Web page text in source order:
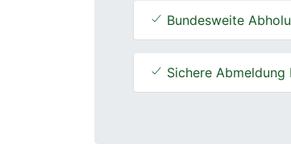
Bundesweite
Sichere Abmeldung